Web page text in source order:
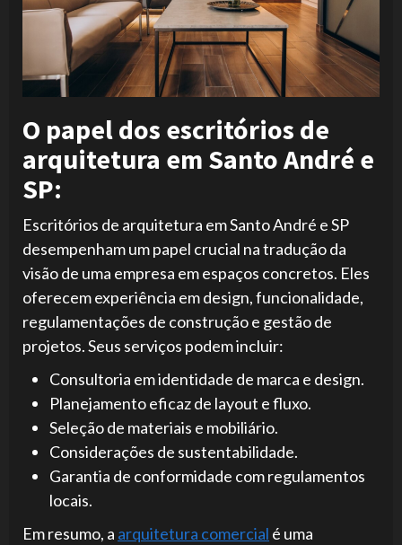
O papel dos escritórios de
arquitetura em Santo André e
SP:
Escritórios de arquitetura em Santo André e SP
desempenham um papel crucial na tradução da
visão de uma empresa em espaços concretos. Eles
oferecem experiência em design, funcionalidade,
regulamentações de construção e gestão de
projetos. Seus serviços podem incluir:
Consultoria em identidade de marca e design.
Planejamento eficaz de layout e fluxo.
Seleção de materiais e mobiliário.
Considerações de sustentabilidade.
Garantia de conformidade com regulamentos
locais.
Em resumo, a arquitetura comercial é uma